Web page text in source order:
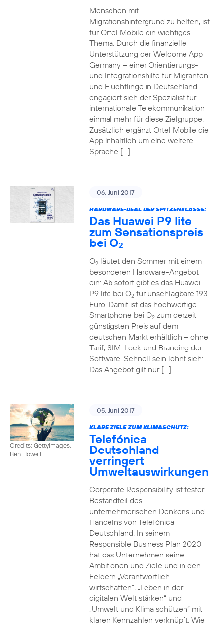
Menschen mit
Migrationshintergrund zu helfen, ist
für Ortel Mobile ein wichtiges
Thema. Durch die finanzielle
Unterstützung der Welcome App
Germany – einer Orientierungs-
und Integrationshilfe für Migranten
und Flüchtlinge in Deutschland –
engagiert sich der Spezialist für
internationale Telekommunikation
einmal mehr für diese Zielgruppe.
Zusätzlich ergänzt Ortel Mobile die
App inhaltlich um eine weitere
Sprache […]
06. Juni 2017
HARDWARE-DEAL DER SPITZENKLASSE:
Das Huawei P9 lite
zum Sensationspreis
bei O2
O2läutet den Sommer mit einem
besonderen Hardware-Angebot
ein: Ab sofort gibt es das Huawei
P9 lite bei O2für unschlagbare 193
Euro. Damit ist das hochwertige
Smartphone bei O2zum derzeit
günstigsten Preis auf dem
deutschen Markt erhältlich – ohne
Tarif, SIM-Lock und Branding der
Software. Schnell sein lohnt sich:
Das Angebot gilt nur […]
Credits: Gettyimages,
Ben Howell
05. Juni 2017
KLARE ZIELE ZUM KLIMASCHUTZ:
Telefónica
Deutschland
verringert
Umweltauswirkungen
Corporate Responsibility ist fester
Bestandteil des
unternehmerischen Denkens und
Handelns von Telefónica
Deutschland. In seinem
Responsible Business Plan 2020
hat das Unternehmen seine
Ambitionen und Ziele und in den
Feldern „Verantwortlich
wirtschaften“, „Leben in der
digitalen Welt stärken“ und
„Umwelt und Klima schützen“ mit
klaren Kennzahlen verknüpft. Wie